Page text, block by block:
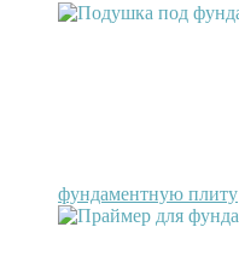
фундаментную плиту